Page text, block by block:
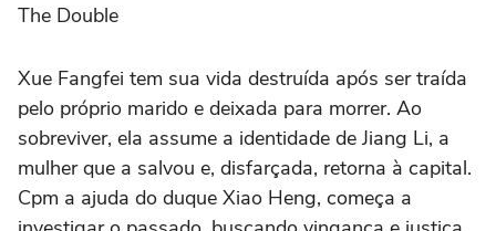
The Double
Xue Fangfei tem sua vida destruída após ser traída
pelo próprio marido e deixada para morrer. Ao
sobreviver, ela assume a identidade de Jiang Li, a
mulher que a salvou e, disfarçada, retorna à capital.
Cpm a ajuda do duque Xiao Heng, começa a